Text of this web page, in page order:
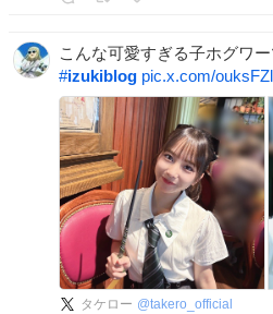
こんな可愛すぎる子ホグワ
#izukiblog pic.x.com/
タケロー @takero_official